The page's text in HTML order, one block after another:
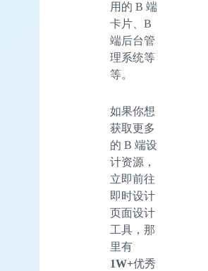
用的 B 端
卡片、B
端后台管
理系统等
等。
如果你想
获取更多
的 B 端设
计资源，
立即前往
即时设计
页面设计
工具，那
里有
1W+优秀